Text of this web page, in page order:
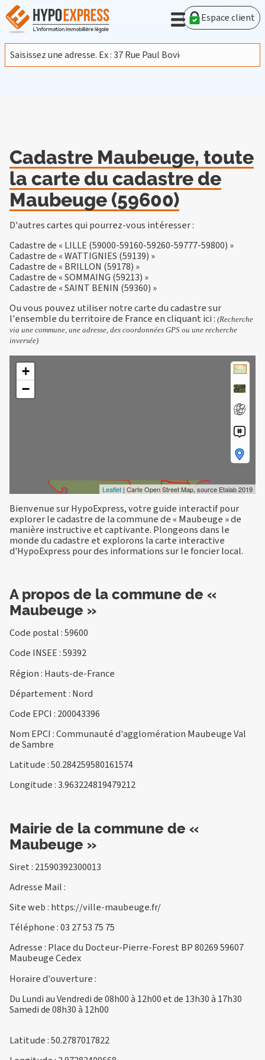
En poursuivant votre navigation sur ce site, vous acceptez
l'utilisation de cookies provenant de Google afin d'analyser le
trafic.En savoir plus
J'accepte
Espace client
Cadastre Maubeuge, toute
la carte du cadastre de
Maubeuge (59600)
D'autres cartes qui pourrez-vous intéresser :
Cadastre de « LILLE (59000-59160-59260-59777-59800) »
Cadastre de « WATTIGNIES (59139) »
Cadastre de « BRILLON (59178) »
Cadastre de « SOMMAING (59213) »
Cadastre de « SAINT BENIN (59360) »
Ou vous pouvez utiliser notre carte du cadastre sur
l'ensemble du territoire de France encliquant ici: (Recherche
via une commune, une adresse, des coordonnées GPS ou une recherche
inversée)
+
−
Leaflet | Carte Open Street Map, source Etalab 2019
Bienvenue sur HypoExpress, votre guide interactif pour
explorer le cadastre de la commune de « Maubeuge » de
manière instructive et captivante. Plongeons dans le
monde du cadastre et explorons la carte interactive
d'HypoExpress pour des informations sur le foncier local.
A propos de la commune de «
Maubeuge »
Code postal : 59600
Code INSEE : 59392
Région : Hauts-de-France
Département : Nord
Code EPCI : 200043396
Nom EPCI : Communauté d'agglomération Maubeuge Val
de Sambre
Latitude : 50.284259580161574
Longitude : 3.963224819479212
Mairie de la commune de «
Maubeuge »
Siret : 21590392300013
Adresse Mail :
Site web : https://ville-maubeuge.fr/
Téléphone :03 27 53 75 75
Adresse : Place du Docteur-Pierre-Forest BP 80269 59607
Maubeuge Cedex
Horaire d'ouverture :
Du Lundi au Vendredi de 08h00 à 12h00 et de 13h30 à 17h30
Samedi de 08h30 à 12h00
Latitude : 50.2787017822